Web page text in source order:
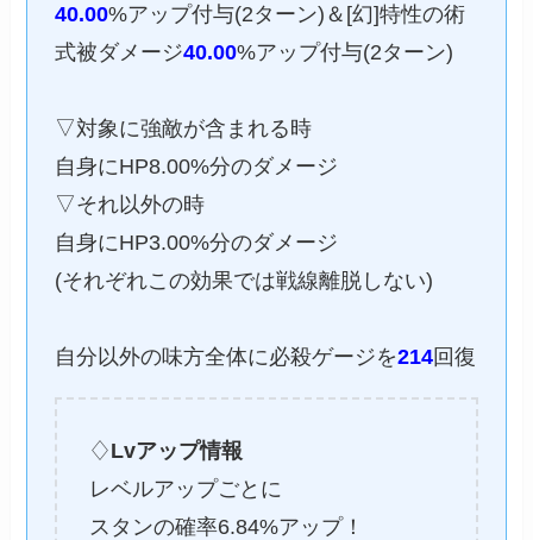
40.00%アップ付与(2ターン)＆[幻]特性の術
式被ダメージ40.00%アップ付与(2ターン)
▽対象に強敵が含まれる時
自身にHP8.00%分のダメージ
▽それ以外の時
自身にHP3.00%分のダメージ
(それぞれこの効果では戦線離脱しない)
自分以外の味方全体に必殺ゲージを214回復
♢Lvアップ情報
レベルアップごとに
スタンの確率6.84%アップ！